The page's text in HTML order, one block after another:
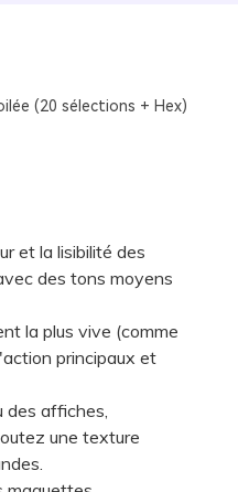
(20 sélections + Hex)
et la lisibilité des
des tons moyens
la plus vive (comme
principaux et
des affiches,
une texture